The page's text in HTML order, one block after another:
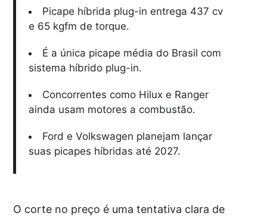
Picape híbrida plug-in entrega 437 cv
e 65 kgfm de torque.
É a única picape média do Brasil com
sistema híbrido plug-in.
Concorrentes como Hilux e Ranger
ainda usam motores a combustão.
Ford e Volkswagen planejam lançar
suas picapes híbridas até 2027.
O corte no preço é uma tentativa clara de